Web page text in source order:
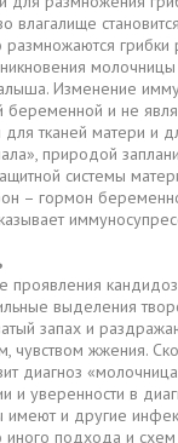
влагалище
размножаются
Изменение
и не
тканей матери и
природой
системы
– гормон
проявления
выделения
запах и
чувством жжения.
диагноз
и уверенности в
имеют и другие
подхода и схем